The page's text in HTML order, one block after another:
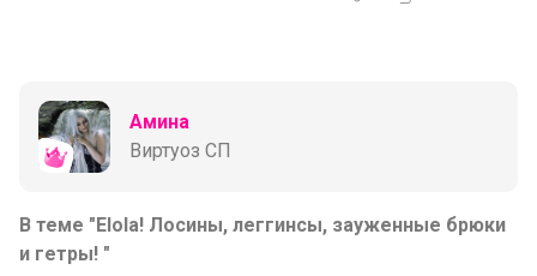
Амина
Виртуоз СП
В теме "Elola! Лосины, леггинсы, зауженные брюки
и гетры! "